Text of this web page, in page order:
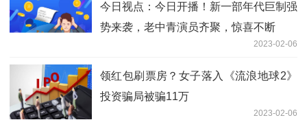
今日视点：今日开播！新一部年代巨制强
势来袭，老中青演员齐聚，惊喜不断
2023-02-06
领红包刷票房？女子落入《流浪地球2》
投资骗局被骗11万
2023-02-06